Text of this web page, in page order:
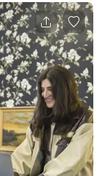
avec la
adapté à tout, des
de peinture